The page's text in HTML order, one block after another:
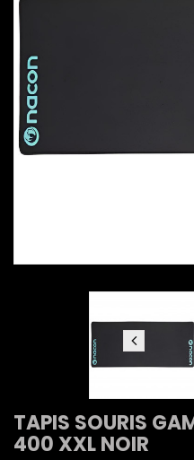
TAPIS SOURIS
400 XXL NOIR